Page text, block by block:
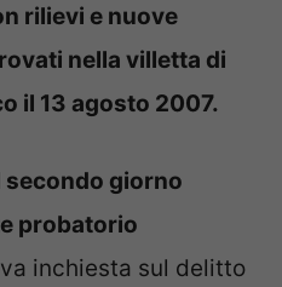
rilievi e nuove
nella villetta di
il 13 agosto 2007.
secondo giorno
probatorio
inchiesta sul delitto